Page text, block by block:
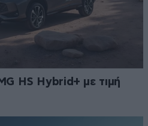
HS Hybrid+ με τιμή